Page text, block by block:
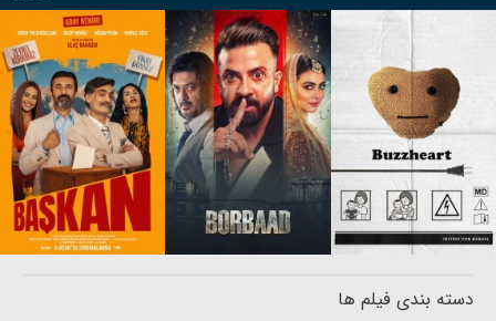
دسته بندی فیلم ها